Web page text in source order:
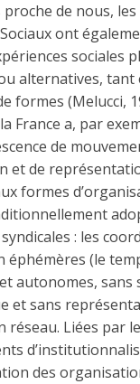
proche de nous,
ont
sociales
alternatives, tant
formes (Melucci,
France a, par
de
et de
formes
: les
éphémères (le
autonomes, sans
et sans
réseau. Liées par
des